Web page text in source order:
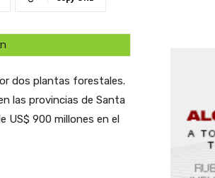
dos plantas forestales.
las provincias de Santa
US$ 900 millones en el